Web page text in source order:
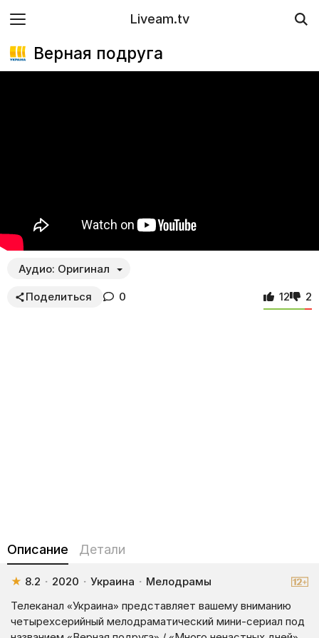
Liveam.tv
Верная подруга
Аудио: Оригинал
Поделиться 0 12 2
Описание Детали
★ 8.2 · 2020 · Украина · Мелодрамы
Телеканал «Украина» представляет вашему вниманию
четырехсерийный мелодраматический мини-сериал под